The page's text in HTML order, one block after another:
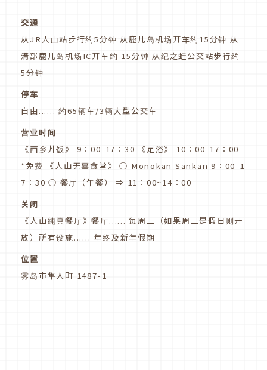
交通
从JR人山站步行约5分钟 从鹿儿岛机场开车约15分钟 从
溝部鹿儿岛机场IC开车约 15分钟 从纪之蛙公交站步行约
5分钟
停车
自由...... 约65辆车/3辆大型公交车
营业时间
《西乡丼饭》 9：00-17：30 《足浴》 10：00-17：00
*免费 《人山无辜食堂》 ○ Monokan Sankan 9：00-1
7：30 ○ 餐厅（午餐） ⇒ 11：00~14：00
关闭
《人山纯真餐厅》餐厅...... 每周三（如果周三是假日则开
放）所有设施...... 年终及新年假期
位置
雾岛市隼人町 1487-1